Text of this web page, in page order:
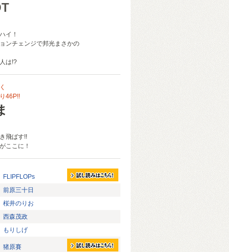
イ！
ンチェンジで邦光まさかの
は!?
46P!!
飛ばす!!
ここに！
FLIPFLOPs
前原三十日
桜井のりお
西森茂政
もりしげ
猪原賽